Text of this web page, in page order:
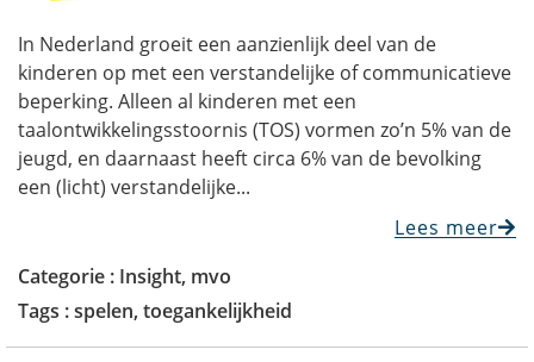
In Nederland groeit een aanzienlijk deel van de
kinderen op met een verstandelijke of communicatieve
beperking. Alleen al kinderen met een
taalontwikkelingsstoornis (TOS) vormen zo’n 5% van de
jeugd, en daarnaast heeft circa 6% van de bevolking
een (licht) verstandelijke...
Lees meer
Categorie : Insight, mvo
Tags :spelen, toegankelijkheid